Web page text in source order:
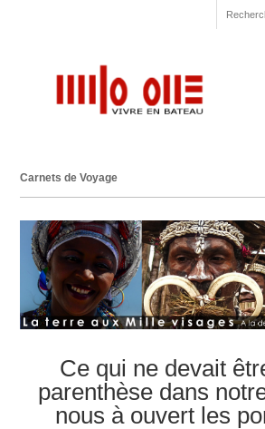
Carnets de Voyage
Actualités
Plus
Carnets de Voyage
Ce qui ne devait
parenthèse dans
nous à ouvert les